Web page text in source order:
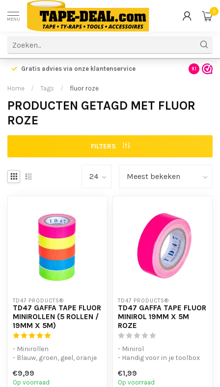
MENU
0
Gratis advies via onze klantenservice 9.1
Home / Tags / fluor roze
PRODUCTEN GETAGD MET FLUOR
ROZE
FILTERS
TD47 PRODUCTS®
TD47 GAFFA TAPE FLUOR
MINIROLLEN (5 ROLLEN /
19MM X 5M)
- Minirollen
- Blauw, groen, geel, oranje
- Kwaliteit gaffa tape
€9,99
Op voorraad
TD47 PRODUCTS®
TD47 GAFFA TAPE FLUOR
MINIROL 19MM X 5M
ROZE
- Minirol
- Handig voor in je toolbox
€1,99
Op voorraad